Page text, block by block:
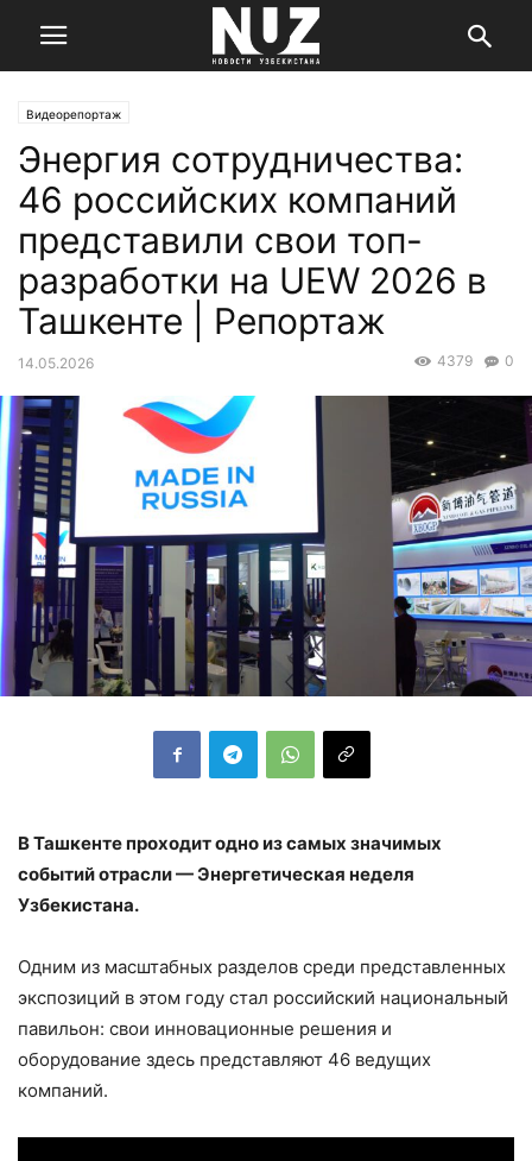
Видеорепортаж
Энергия сотрудничества:
46 российских компаний
представили свои топ-
разработки на UEW 2026 в
Ташкенте | Репортаж
14.05.2026 0
4379
В Ташкенте проходит одно из самых значимых
событий отрасли — Энергетическая неделя
Узбекистана.
Одним из масштабных разделов среди представленных
экспозиций в этом году стал российский национальный
павильон: свои инновационные решения и
оборудование здесь представляют 46 ведущих
компаний.